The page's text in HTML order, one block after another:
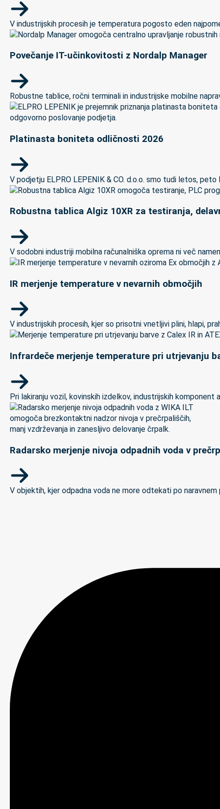
V industrijskih procesih je temperatura pogosto eden
Povečanje IT-učinkovitosti z Nordalp Manager
Robustne tablice, ročni terminali in industrijske mobilne
Platinasta boniteta odličnosti 2026
V podjetju ELPRO LEPENIK & CO. d.o.o. smo tudi letos,
Robustna tablica Algiz 10XR za testiranja,
V sodobni industriji mobilna računalniška oprema ni več
IR merjenje temperature v nevarnih območjih
V industrijskih procesih, kjer so prisotni vnetljivi plini, hlapi,
Infrardeče merjenje temperature pri utrjevanju
Pri lakiranju vozil, kovinskih izdelkov, industrijskih
Radarsko merjenje nivoja odpadnih voda v
V objektih, kjer odpadna voda ne more odtekati po